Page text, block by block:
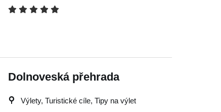
Dolnoveská přehrada
Výlety, Turistické cíle, Tipy na výlet